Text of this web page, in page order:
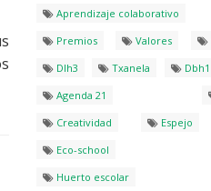
Aprendizaje colaborativo
Premios
Valores
Dlh3
Txanela Dbh1
Agenda 21
Creatividad
Espejo
Eco-school
Huerto escolar